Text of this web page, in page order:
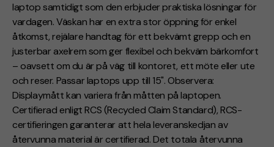
laptop samtidigt som den erbjuder praktiska lösningar för
vardagen. Väskan har en extra stor öppning för enkel
åtkomst, rejälare handtag för ett bekvämt grepp och en
justerbar axelrem som ger flexibel och bekväm bärkomfort
– oavsett om du är på väg till kontoret, ett möte eller ute
och reser. Passar laptops upp till 15". Observera:
Displaymått kan variera från måtten på laptopen.
Certifierad enligt RCS (Recycled Claim Standard), RCS-
certifieringen garanterar att hela leveranskedjan av
återvunna material är certifierad. Det totala återvunna